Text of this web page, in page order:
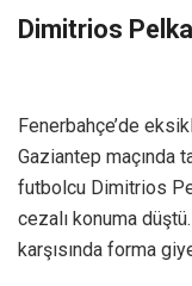
Dimitrios
Fenerbahçe’de
Gaziantep maçında
futbolcu Dimitrios
cezalı konuma
karşısında forma